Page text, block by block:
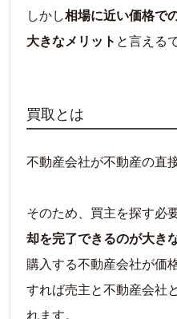
しかし相場に近い価格で
大きなメリット と言える
買取とは
不動産会社が不動産の直
そのため、買主を探す必
却を完了できるのが大き
購入する不動産会社が価
すれば売主と不動産会社
れます。